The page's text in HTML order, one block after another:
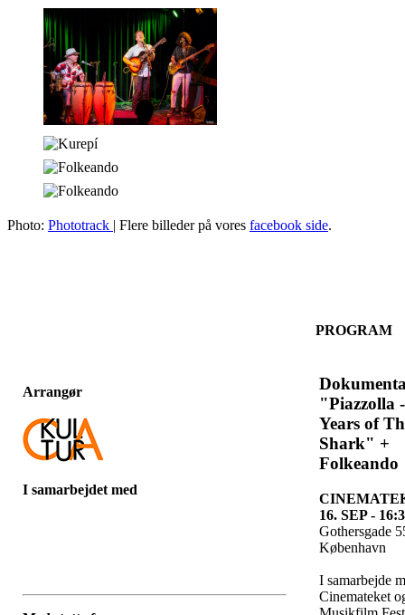
Photo: Phototrack | Flere billeder på vores facebook side.
Arrangør
I samarbejdet med
PROGRAM
"Piazzolla
Years of
Shark" +
Folkeando
16. SEP -
Gothersgade
København
I samarbejde
Cinemateket